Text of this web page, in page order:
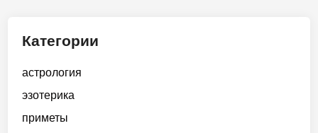
Категории
астрология
эзотерика
приметы